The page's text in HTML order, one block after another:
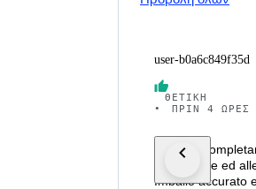
user-b0a6c849f35d
ΘΕΤΙΚΉ
•
ΠΡΙΝ 4 ΏΡΕΣ
Oggetto
descrizione ed
Imballo accurato